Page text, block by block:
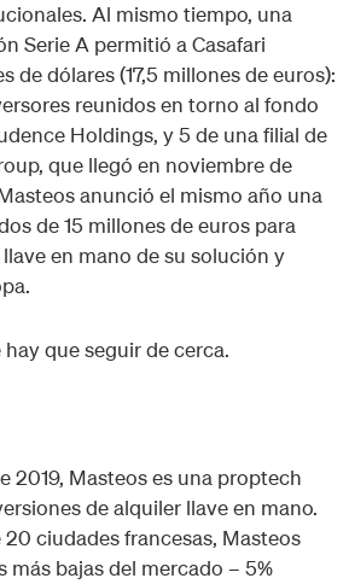
Al mismo tiempo, una
Serie A permitió a Casafari
de dólares (17,5 millones de euros):
reunidos en torno al fondo
Holdings, y 5 de una filial de
que llegó en noviembre de
anunció el mismo año una
de 15 millones de euros para
en mano de su solución y
que seguir de cerca.
2019, Masteos es una proptech
de alquiler llave en mano.
20 ciudades francesas, Masteos
más bajas del mercado – 5%